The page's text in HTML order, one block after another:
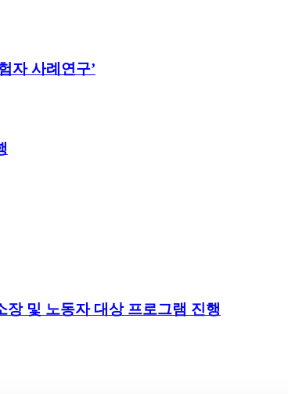
자 사례연구’
및 노동자 대상 프로그램 진행